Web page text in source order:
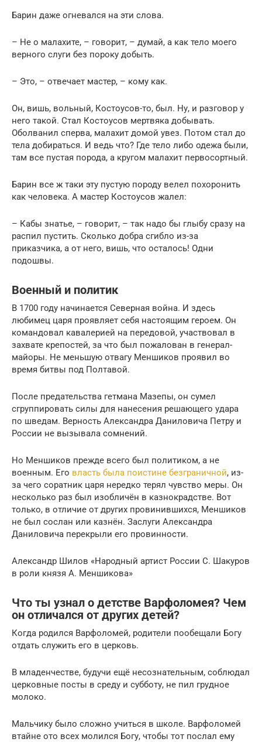
Барин даже огневался на эти слова.
– Не о малахите, – говорит, – думай, а как тело моего
верного слуги без пороку добыть.
– Это, – отвечает мастер, – кому как.
Он, вишь, вольный, Костоусов-то, был. Ну, и разговор у
него такой. Стал Костоусов мертвяка добывать.
Оболванил сперва, малахит домой увез. Потом стал до
тела добираться. И ведь что? Где тело либо одежа были,
там все пустая порода, а кругом малахит первосортный.
Барин все ж таки эту пустую породу велел похоронить
как человека. А мастер Костоусов жалел:
– Кабы знатье, – говорит, – так надо бы глыбу сразу на
распил пустить. Сколько добра сгибло из-за
приказчика, а от него, вишь, что осталось! Одни
подошвы.
Военный и политик
В 1700 году начинается Северная война. И здесь
любимец царя проявляет себя настоящим героем. Он
командовал кавалерией на передовой, участвовал в
захвате крепостей, за что был пожалован в генерал-
майоры. Не меньшую отвагу Меншиков проявил во
время битвы под Полтавой.
После предательства гетмана Мазепы, он сумел
сгруппировать силы для нанесения решающего удара
по шведам. Верность Александра Даниловича Петру и
России не вызывала сомнений.
Но Меншиков прежде всего был политиком, а не
военным. Его власть была поистине безграничной, из-
за чего соратник царя нередко терял чувство меры. Он
несколько раз был изобличён в казнокрадстве. Вот
только, в отличие от других провинившихся, Меншиков
не был сослан или казнён. Заслуги Александра
Даниловича перекрыли его провинности.
Александр Шилов «Народный артист России С. Шакуров
в роли князя А. Меншикова»
Что ты узнал о детстве Варфоломея? Чем
он отличался от других детей?
Когда родился Варфоломей, родители пообещали Богу
отдать служить его в церковь.
В младенчестве, будучи ещё несознательным, соблюдал
церковные посты в среду и субботу, не пил грудное
молоко.
Мальчику было сложно учиться в школе. Варфоломей
втайне ото всех молился Богу, чтобы тот послал ему